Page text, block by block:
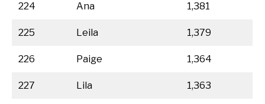
224 Ana 1,381
225 Leila 1,379
226 Paige 1,364
227 Lila 1,363